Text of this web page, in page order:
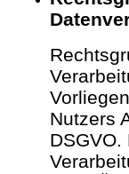
Nutzers
DSGVO.